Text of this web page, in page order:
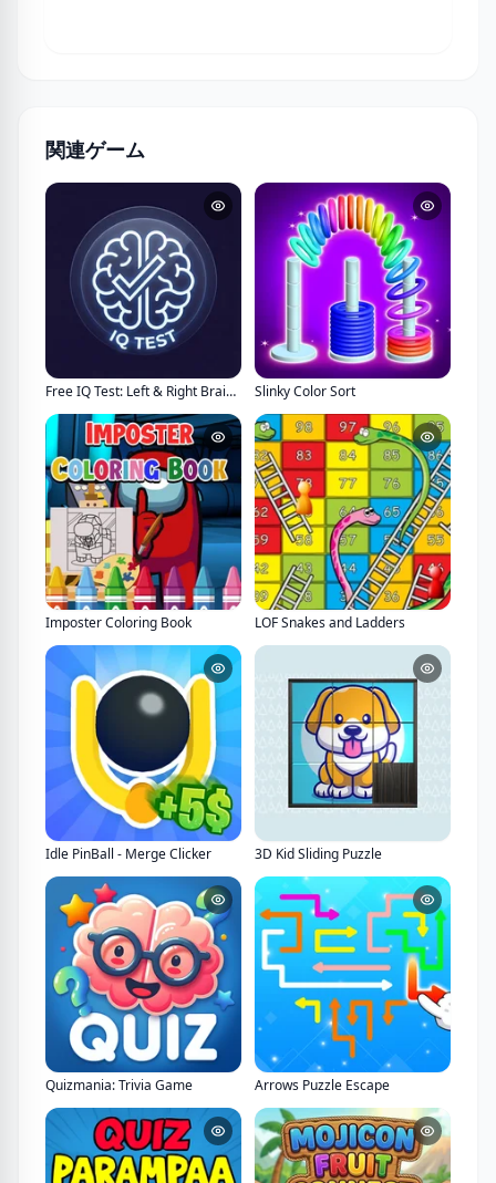
関連ゲーム
Free IQ Test: Left & Right Brain Analysis Slinky Color Sort
Imposter Coloring Book LOF Snakes and Ladders
Idle PinBall - Merge Clicker 3D Kid Sliding Puzzle
Quizmania: Trivia Game Arrows Puzzle Escape